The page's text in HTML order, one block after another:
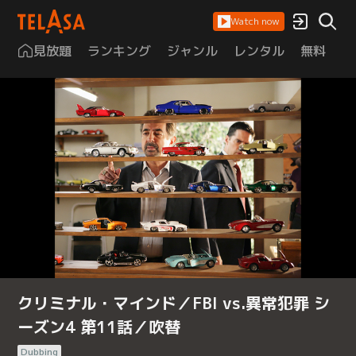
Watch now
見放題 ランキング ジャンル レンタル 無料
クリミナル・マインド／FBI vs.異常犯罪 シ
ーズン4 第11話／吹替
Dubbing